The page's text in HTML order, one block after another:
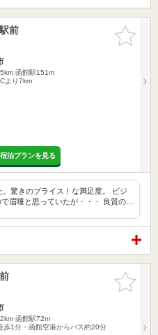
お気に入
りに追加
前
函館駅151m
より7km
泊プランを見る
驚きのプライス！な満足度。 ビジ
眉唾と思っていたが・・・ 良質の…
お気に入
りに追加
函館駅72m
歩1分・函館空港からバス約20分